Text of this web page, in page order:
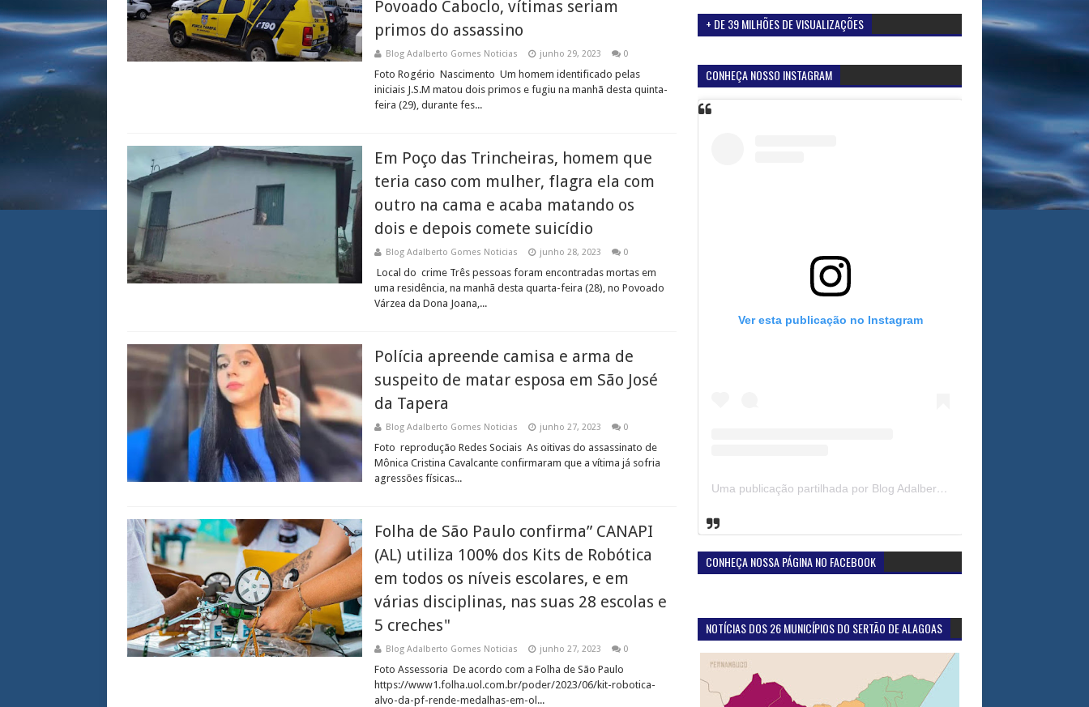
Povoado Caboclo, vítimas seriam
primos do assassino
Blog Adalberto Gomes Noticias junho 29, 2023 0
Foto Rogério Nascimento Um homem identificado pelas
iniciais J.S.M matou dois primos e fugiu na manhã desta quinta-
feira (29), durante fes...
Em Poço das Trincheiras, homem que
teria caso com mulher, flagra ela com
outro na cama e acaba matando os
dois e depois comete suicídio
Blog Adalberto Gomes Noticias junho 28, 2023 0
Local do crime Três pessoas foram encontradas mortas em
uma residência, na manhã desta quarta-feira (28), no Povoado
Várzea da Dona Joana,...
Polícia apreende camisa e arma de
suspeito de matar esposa em São José
da Tapera
Blog Adalberto Gomes Noticias junho 27, 2023 0
Foto reprodução Redes Sociais As oitivas do assassinato de
Mônica Cristina Cavalcante confirmaram que a vítima já sofria
agressões físicas...
Folha de São Paulo confirma” CANAPI
(AL) utiliza 100% dos Kits de Robótica
em todos os níveis escolares, e em
várias disciplinas, nas suas 28 escolas e
5 creches"
Blog Adalberto Gomes Noticias junho 27, 2023 0
Foto Assessoria De acordo com a Folha de São Paulo
https://www1.folha.uol.com.br/poder/2023/06/kit-robotica-
alvo-da-pf-rende-medalhas-em-ol...
+ DE 39 MILHÕES DE VISUALIZAÇÕES
CONHEÇA NOSSO INSTAGRAM
Ver esta publicação no Instagram
Uma publicação partilhada por Blog Adalberto Gomes Noticias (@blogadalbertogomesnoticiass)
CONHEÇA NOSSA PÁGINA NO FACEBOOK
NOTÍCIAS DOS 26 MUNICÍPIOS DO SERTÃO DE ALAGOAS